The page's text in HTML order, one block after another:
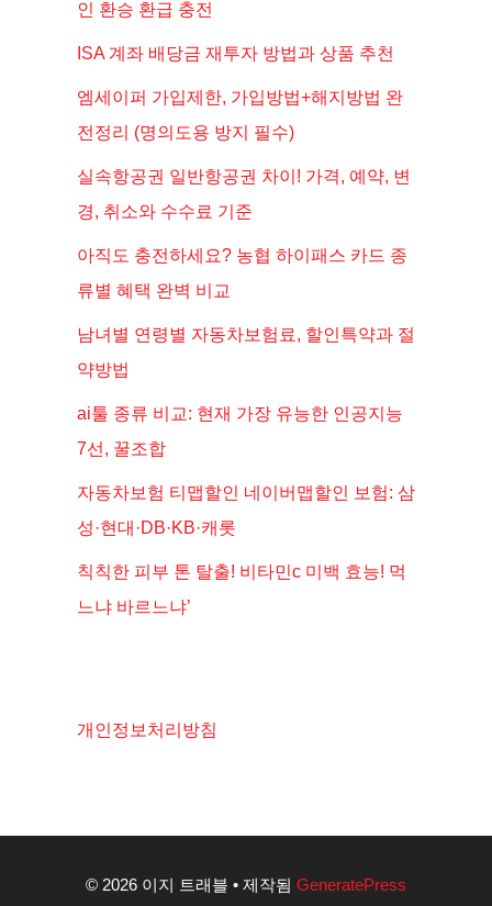
인 환승 환급 충전
ISA 계좌 배당금 재투자 방법과 상품 추천
엠세이퍼 가입제한, 가입방법+해지방법 완
전정리 (명의도용 방지 필수)
실속항공권 일반항공권 차이! 가격, 예약, 변
경, 취소와 수수료 기준
아직도 충전하세요? 농협 하이패스 카드 종
류별 혜택 완벽 비교
남녀별 연령별 자동차보험료, 할인특약과 절
약방법
ai툴 종류 비교: 현재 가장 유능한 인공지능
7선, 꿀조합
자동차보험 티맵할인 네이버맵할인 보험: 삼
성·현대·DB·KB·캐롯
칙칙한 피부 톤 탈출! 비타민c 미백 효능! 먹
느냐 바르느냐’
개인정보처리방침
© 2026 이지 트래블 • 제작됨 GeneratePress